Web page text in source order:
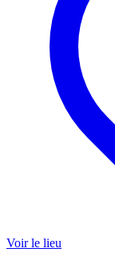
Voir le lieu